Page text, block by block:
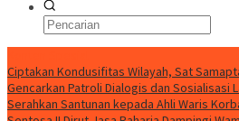
Ciptakan Kondusifitas Wilayah, Sat
Gencarkan Patroli Dialogis dan Sosialisasi
Serahkan Santunan kepada Ahli Waris